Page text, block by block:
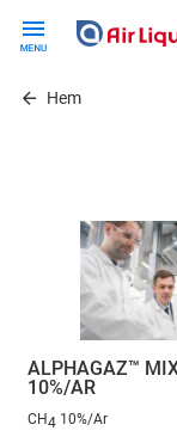
contentHem
ALPHAGAZ™
10%/AR
CH4 10%/Ar